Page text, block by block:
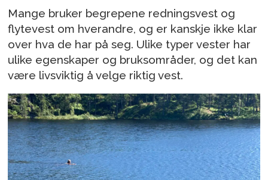
Mange bruker begrepene redningsvest og
flytevest om hverandre, og er kanskje ikke klar
over hva de har på seg. Ulike typer vester har
ulike egenskaper og bruksområder, og det kan
være livsviktig å velge riktig vest.